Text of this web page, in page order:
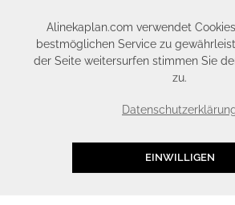
Alinekaplan.com verwendet
bestmöglichen Service zu
der Seite weitersurfen stimmen Sie
zu.
EINWILLIGEN